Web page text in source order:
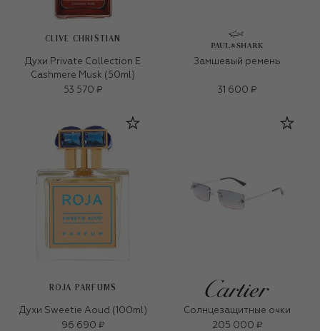
CLIVE CHRISTIAN
Духи Private Collection E
Cashmere Musk (50ml)
53 570 ₽
Замшевый ремень
31 600 ₽
ROJA PARFUMS
Духи Sweetie Aoud (100ml)
96 690 ₽
Солнцезащитные очки
205 000 ₽